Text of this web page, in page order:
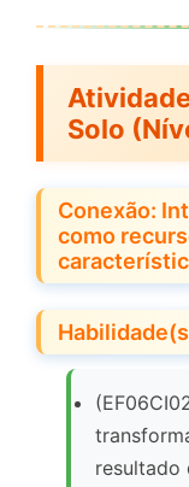
Solo
Conexão:
como
resultado